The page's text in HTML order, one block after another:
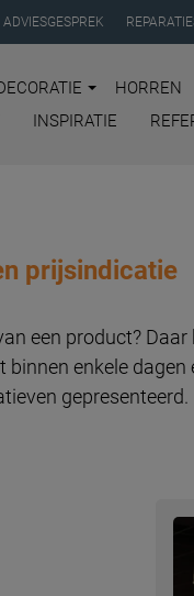
ADVIESGESPREK
HORREN
INSPIRATIE
prijsindicatie
een product?
enkele
gepresenteerd.